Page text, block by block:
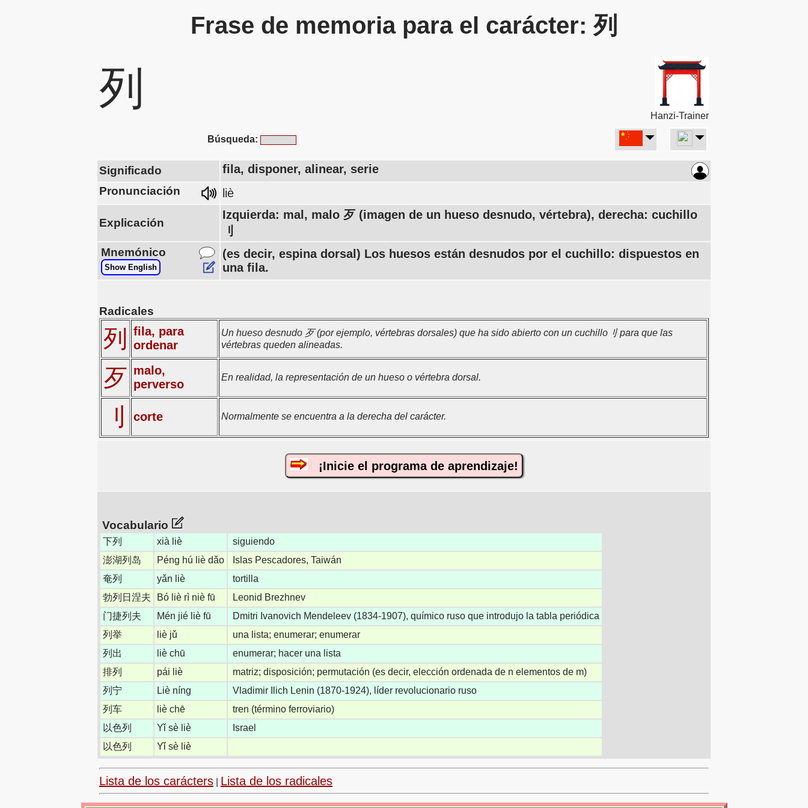
Frase de memoria para el carácter: 列
列
Hanzi-Trainer
Búsqueda:
Significado fila, disponer, alinear, serie
Pronunciación liè
Explicación
Izquierda: mal, malo 歹 (imagen de un hueso desnudo, vértebra), derecha: cuchillo
刂
Mnemónico
Show English
(es decir, espina dorsal) Los huesos están desnudos por el cuchillo: dispuestos en
una fila.
Radicales
列
fila, para
ordenar
Un hueso desnudo 歹 (por ejemplo, vértebras dorsales) que ha sido abierto con un cuchillo刂 para que las
vértebras queden alineadas.
歹 malo,
perverso
En realidad, la representación de un hueso o vértebra dorsal.
刂 corte Normalmente se encuentra a la derecha del carácter.
¡Inicie el programa de aprendizaje!
Vocabulario
下列 xià liè
siguiendo
澎湖列岛
Péng hú liè dǎo
Islas Pescadores, Taiwán
奄列
yǎn liè
tortilla
勃列日涅夫
Bó liè rì niè fū
Leonid Brezhnev
门捷列夫
Mén jié liè fū
Dmitri Ivanovich Mendeleev (1834-1907), químico ruso que introdujo la tabla periódica
列举
liè jǔ
una lista; enumerar; enumerar
列出
liè chū
enumerar; hacer una lista
排列
pái liè
matriz; disposición; permutación (es decir, elección ordenada de n elementos de m)
列宁
Liè níng
Vladimir Ilich Lenin (1870-1924), líder revolucionario ruso
列车
liè chē
tren (término ferroviario)
以色列
Yǐ sè liè
Israel
以色列
Yǐ sè liè
Lista de los carácters Lista de los radicales